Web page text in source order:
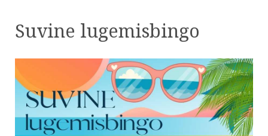
Suvine lugemisbingo